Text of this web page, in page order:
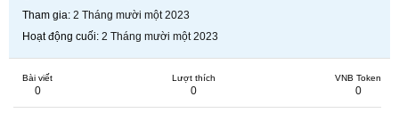
Tham gia 2 Tháng mười một 2023
Hoạt động cuối 2 Tháng mười một 2023
Bài viết
0
Lượt thích
0
VNB Token
0